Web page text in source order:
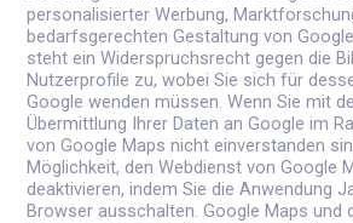
personalisierter Werbung,
bedarfsgerechten Gestaltung von
steht ein Widerspruchsrecht gegen die
Nutzerprofile zu, wobei Sie sich für
Google wenden müssen. Wenn Sie mit
Übermittlung Ihrer Daten an Google im
von Google Maps nicht einverstanden
Möglichkeit, den Webdienst von Google
deaktivieren, indem Sie die Anwendung
Browser ausschalten. Google Maps und